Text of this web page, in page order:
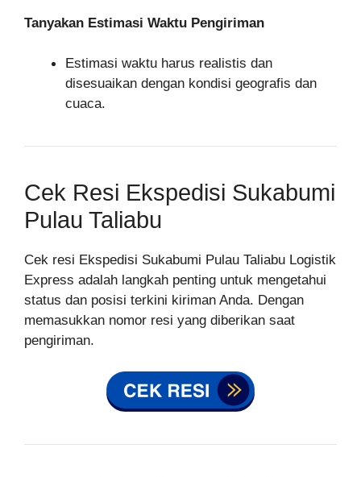
Tanyakan Estimasi Waktu Pengiriman
Estimasi waktu harus realistis dan
disesuaikan dengan kondisi geografis dan
cuaca.
Cek Resi Ekspedisi Sukabumi
Pulau Taliabu
Cek resi Ekspedisi Sukabumi Pulau Taliabu Logistik
Express adalah langkah penting untuk mengetahui
status dan posisi terkini kiriman Anda. Dengan
memasukkan nomor resi yang diberikan saat
pengiriman.